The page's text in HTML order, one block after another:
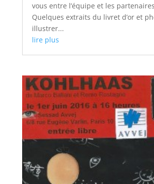
vous entre l’équipe et les
Quelques extraits du livret d’or et
illustrer...
lire plus